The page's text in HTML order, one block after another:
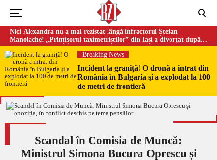
Nici Alexandra nu a mai rezistat lângă infractorul Ștefan
Manolache! „Prințișorul taximetriștilor” din Iași a divorţat după
doi ani de căsnicie
Breaking News
Incident la graniță! O dronă a intrat din
România în Bulgaria şi a explodat la 100
de metri de frontieră
Scandal în Comisia de Muncă:
Ministrul Simona Bucura Oprescu și